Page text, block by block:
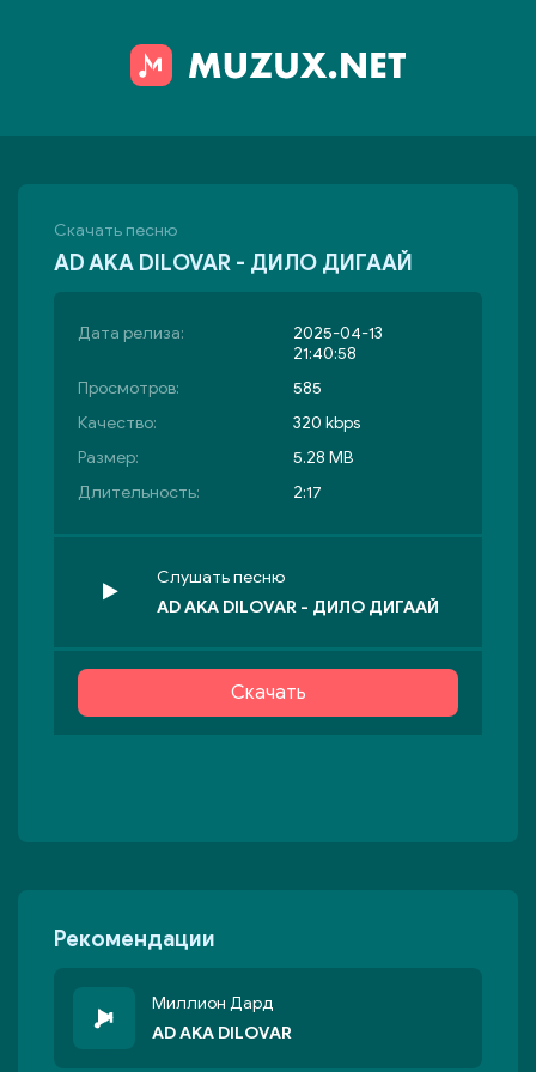
Скачать песню
AD AKA DILOVAR - ДИЛО ДИГААЙ
Дата релиза:
2025-04-13
21:40:58
Просмотров:
585
Качество:
320 kbps
Размер:
5.28 MB
Длительность:
2:17
Слушать песню
AD AKA DILOVAR - ДИЛО ДИГААЙ
Скачать
Рекомендации
Миллион Дард
AD AKA DILOVAR